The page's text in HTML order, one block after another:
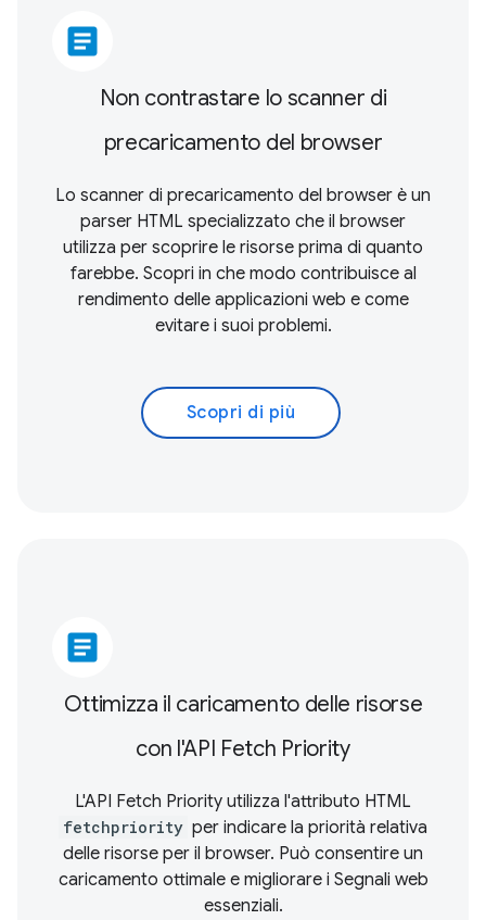
article
Non contrastare lo scanner di
precaricamento del browser
Lo scanner di precaricamento del browser è un
parser HTML specializzato che il browser
utilizza per scoprire le risorse prima di quanto
farebbe. Scopri in che modo contribuisce al
rendimento delle applicazioni web e come
evitare i suoi problemi.
Scopri di più
article
Ottimizza il caricamento delle risorse
con l'API Fetch Priority
L'API Fetch Priority utilizza l'attributo HTML
fetchpriority per indicare la priorità relativa
delle risorse per il browser. Può consentire un
caricamento ottimale e migliorare i Segnali web
essenziali.